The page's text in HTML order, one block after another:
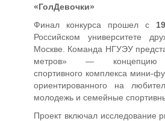
«ГолДевочки»
Финал конкурса прошел с
Российском университете
Москве. Команда НГУЭУ
метров» — концепцию
спортивного комплекса мини-
ориентированного на
молодежь и семейные
Проект включал исследование